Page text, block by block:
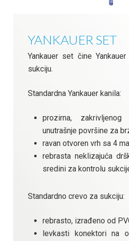
YANKAUER SET
Yankauer set čine
sukciju.
Standardna Yankauer kanila:
prozirna,
unutrašnje površine za
ravan otvoren vrh sa 4
rebrasta neklizajuća
sredini za kontrolu
Standardno crevo za sukciju:
rebrasto, izrađeno od
levkasti konektori na